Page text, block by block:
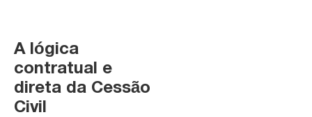
A lógica
contratual e
direta da Cessão
Civil